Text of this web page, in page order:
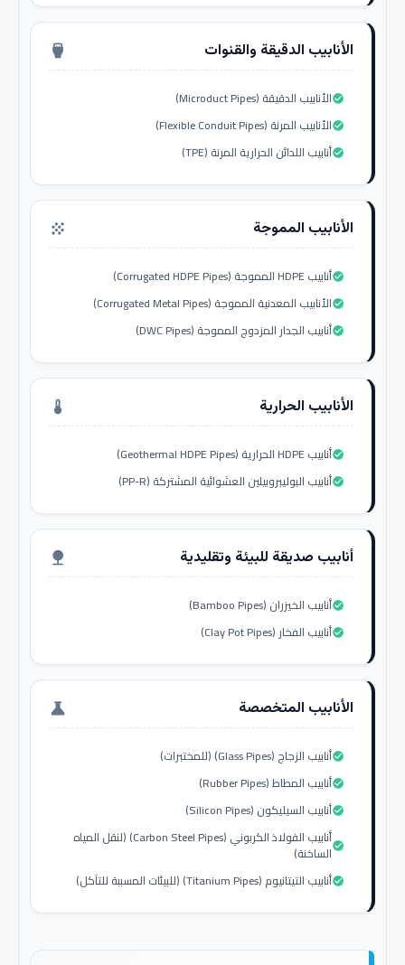
الأنابيب الدقيقة والقنوات settings_input_hdmi
الأنابيب الدقيقة (Microduct Pipes)check_circle
الأنابيب المرنة (Flexible Conduit Pipes)check_circle
أنابيب اللدائن الحرارية المرنة (TPE)check_circle
الأنابيب المموجة grain
أنابيب HDPE المموجة (Corrugated HDPE Pipes)check_circle
الأنابيب المعدنية المموجة (Corrugated Metal Pipes)check_circle
أنابيب الجدار المزدوج المموجة (DWC Pipes)check_circle
الأنابيب الحرارية thermostat
أنابيب HDPE الحرارية (Geothermal HDPE Pipes)check_circle
أنابيب البوليبروبيلين العشوائية المشتركة (PP-R)check_circle
أنابيب صديقة للبيئة وتقليدية nature
أنابيب الخيزران (Bamboo Pipes)check_circle
أنابيب الفخار (Clay Pot Pipes)check_circle
الأنابيب المتخصصة science
أنابيب الزجاج (Glass Pipes) (للمختبرات)check_circle
أنابيب المطاط (Rubber Pipes)check_circle
أنابيب السيليكون (Silicon Pipes)check_circle
أنابيب الفولاذ الكربوني (Carbon Steel Pipes) (لنقل المياه
الساخنة)check_circle
أنابيب التيتانيوم (Titanium Pipes) (للبيئات المسببة للتآكل)check_circle